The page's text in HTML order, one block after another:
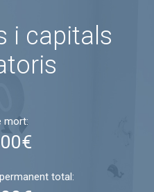
i capitals
mort:
total: